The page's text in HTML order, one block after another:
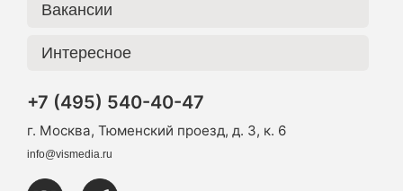
Вакансии
Интересное
+7 (495) 540-40-47
г. Москва, Тюменский проезд, д. 3, к. 6
info@vismedia.ru